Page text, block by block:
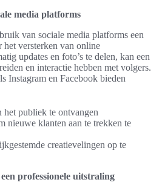
media platforms
van sociale media platforms een
versterken van online
updates en foto’s te delen, kan een
en interactie hebben met volgers.
Instagram en Facebook bieden
het publiek te ontvangen
nieuwe klanten aan te trekken te
creatievelingen op te
professionele uitstraling